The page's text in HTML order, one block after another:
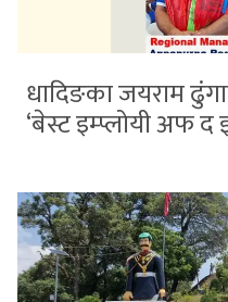
धादिङका जयराम
‘बेस्ट इम्प्लोयी अफ द